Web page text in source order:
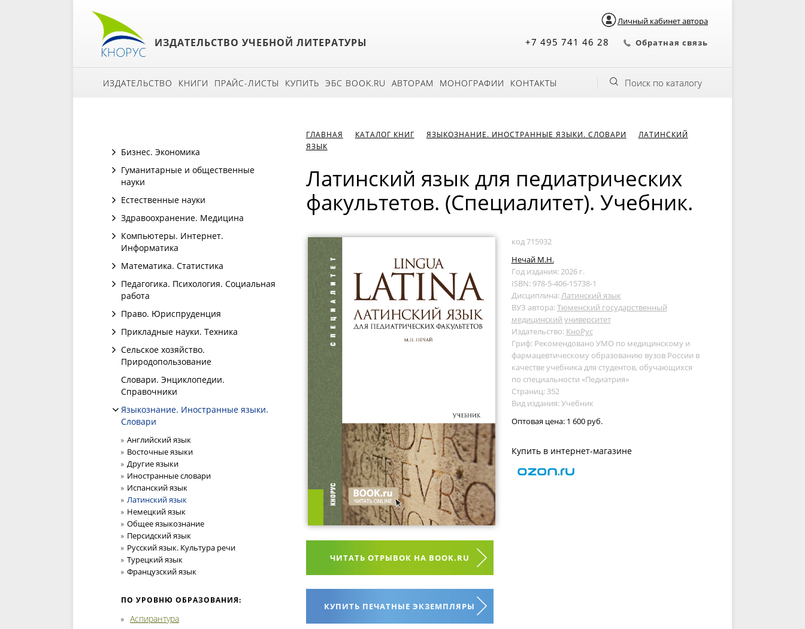
Личный кабинет автора
ИЗДАТЕЛЬСТВО УЧЕБНОЙ ЛИТЕРАТУРЫ +7 495 741 46 28 Обратная связь
ИЗДАТЕЛЬСТВО КНИГИ ПРАЙС-ЛИСТЫ КУПИТЬ ЭБС BOOK.RU АВТОРАМ МОНОГРАФИИ КОНТАКТЫ Поиск по каталогу
Бизнес. Экономика
Гуманитарные и общественные
науки
Естественные науки
Здравоохранение. Медицина
Компьютеры. Интернет.
Информатика
Математика. Статистика
Педагогика. Психология. Социальная
работа
Право. Юриспруденция
Прикладные науки. Техника
Сельское хозяйство.
Природопользование
Словари. Энциклопедии.
Справочники
Языкознание. Иностранные языки.
Словари
Английский язык
Восточные языки
Другие языки
Иностранные словари
Испанский язык
Латинский язык
Немецкий язык
Общее языкознание
Персидский язык
Русский язык. Культура речи
Турецкий язык
Французский язык
ПО УРОВНЮ ОБРАЗОВАНИЯ:
Аспирантура
ГЛАВНАЯ КАТАЛОГ КНИГ ЯЗЫКОЗНАНИЕ. ИНОСТРАННЫЕ ЯЗЫКИ. СЛОВАРИ
ЛАТИНСКИЙ
ЯЗЫК
Латинский язык для педиатрических
факультетов. (Специалитет). Учебник.
ЧИТАТЬ ОТРЫВОК НА BOOK.RU
КУПИТЬ ПЕЧАТНЫЕ ЭКЗЕМПЛЯРЫ
код 715932
Нечай М.Н.
Год издания: 2026 г.
ISBN: 978-5-406-15738-1
Дисциплина:Латинский язык
ВУЗ автора:Тюменский государственный
медицинский университет
Издательство: КноРус
Гриф: Рекомендовано УМО по медицинскому и
фармацевтическому образованию вузов России в
качестве учебника для студентов, обучающихся
по специальности «Педиатрия»
Страниц: 352
Вид издания: Учебник
Оптовая цена: 1 600 руб.
Купить в интернет-магазине